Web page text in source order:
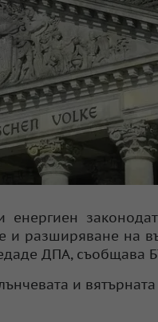
и разширяване на
ДПА, съобщава
и вятърната